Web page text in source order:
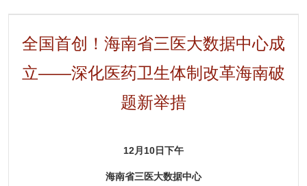
全国首创！海南省三医大数据中心成
立——深化医药卫生体制改革海南破
题新举措
12月10日下午
海南省三医大数据中心